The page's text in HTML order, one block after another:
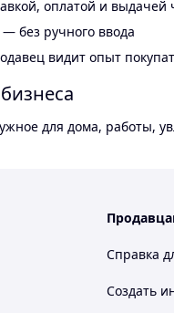
оплатой и выдачей
без ручного ввода
видит опыт
для дома, работы,
Справка
Создать